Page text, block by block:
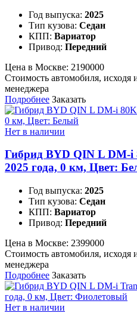
Год выпуска: 2025
Тип кузова: Седан
КПП: Вариатор
Привод: Передний
Цена в Москве: 2190000
Стоимость автомобиля, исходя
менеджера
Подробнее Заказать
Нет в наличии
Гибрид BYD QIN L DM-i
2025 года, 0 км, Цвет:
Год выпуска: 2025
Тип кузова: Седан
КПП: Вариатор
Привод: Передний
Цена в Москве: 2399000
Стоимость автомобиля, исходя
менеджера
Подробнее Заказать
Нет в наличии